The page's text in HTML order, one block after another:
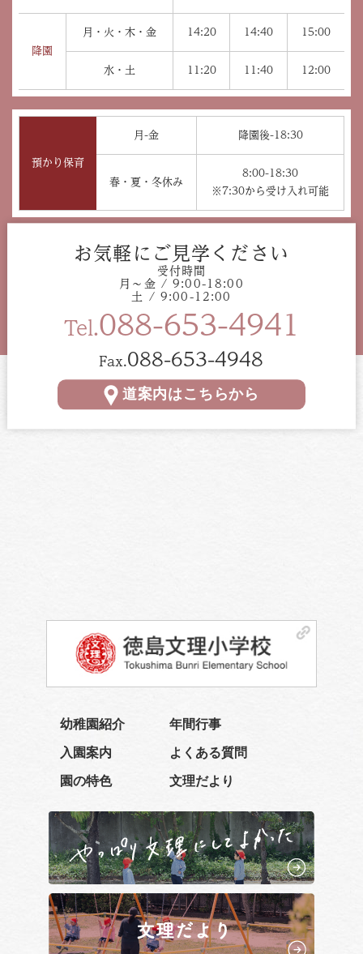
降園
月・火・木・金 14:20 14:40 15:00
水・土 11:20 11:40 12:00
預かり保育
月-金 降園後-18:30
春・夏・冬休み
8:00-18:30
※7:30から受け入れ可能
お気軽にご見学ください
受付時間
月〜金 / 9:00-18:00
土 / 9:00-12:00
Tel.088-653-4941
Fax.088-653-4948
道案内はこちらから
幼稚園紹介 年間行事
入園案内 よくある質問
園の特色 文理だより